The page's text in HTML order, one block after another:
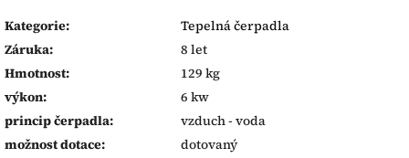
Kategorie:
Tepelná čerpadla
Záruka:
8 let
Hmotnost:
129 kg
výkon:
6 kw
princip čerpadla:
vzduch - voda
možnost dotace:
dotovaný